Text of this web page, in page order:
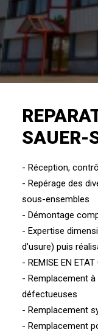
SAUER-
- Réception,
- Repérage des
sous-ensembles
- Démontage
- Expertise
d'usure) puis
- REMISE EN
- Remplacement
défectueuses
- Remplacement
- Remplacement